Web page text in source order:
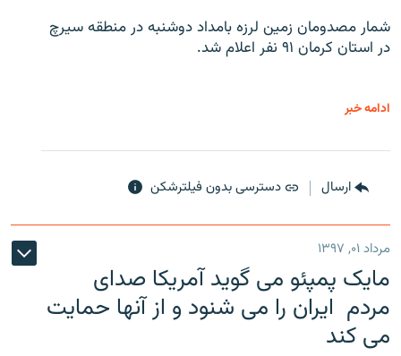
شمار مصدومان زمین لرزه بامداد دوشنبه در منطقه سیرچ
در استان کرمان ۹۱ نفر اعلام شد.
ادامه خبر
ارسال دسترسی بدون فیلترشکن
مرداد ۰۱, ۱۳۹۷
مایک پمپئو می گوید آمریکا صدای
مردم ایران را می شنود و از آنها حمایت
می کند